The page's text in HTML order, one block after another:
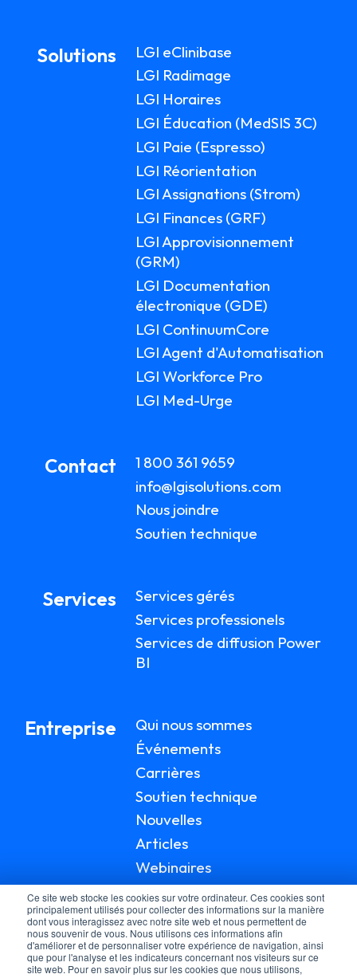
Ce site web stocke les cookies sur votre ordinateur. Ces cookies sont
principalement utilisés pour collecter des informations sur la manière
dont vous interagissez avec notre site web et nous permettent de
nous souvenir de vous. Nous utilisons ces informations afin
d'améliorer et de personnaliser votre expérience de navigation, ainsi
que pour l'analyse et les indicateurs concernant nos visiteurs sur ce
site web. Pour en savoir plus sur les cookies que nous utilisons,
Solutions
LGI eClinibase
LGI Radimage
LGI Horaires
LGI Éducation (MedSIS 3C)
LGI Paie (Espresso)
LGI Réorientation
LGI Assignations (Strom)
LGI Finances (GRF)
LGI Approvisionnement
(GRM)
LGI Documentation
électronique (GDE)
LGI ContinuumCore
LGI Agent d'Automatisation
LGI Workforce Pro
LGI Med-Urge
Contact
1 800 361 9659
info@lgisolutions.com
Nous joindre
Soutien technique
Services
Services gérés
Services professionels
Services de diffusion Power
BI
Entreprise
Qui nous sommes
Événements
Carrières
Soutien technique
Nouvelles
Articles
Webinaires
Documentation